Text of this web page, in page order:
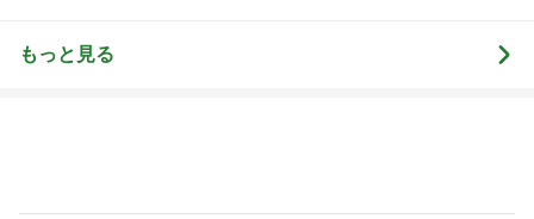
もっと見る